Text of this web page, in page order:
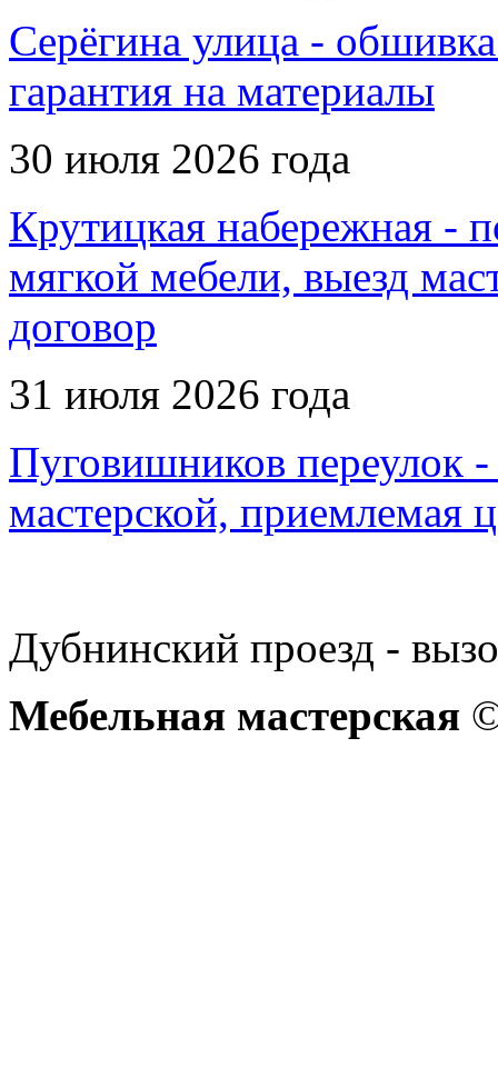
Серёгина улица -
гарантия на материалы
30 июля 2026 года
Крутицкая набережная -
мягкой мебели, выезд
договор
31 июля 2026 года
Пуговишников переулок -
мастерской, приемлемая
Дубнинский проезд -
Мебельная мастерская